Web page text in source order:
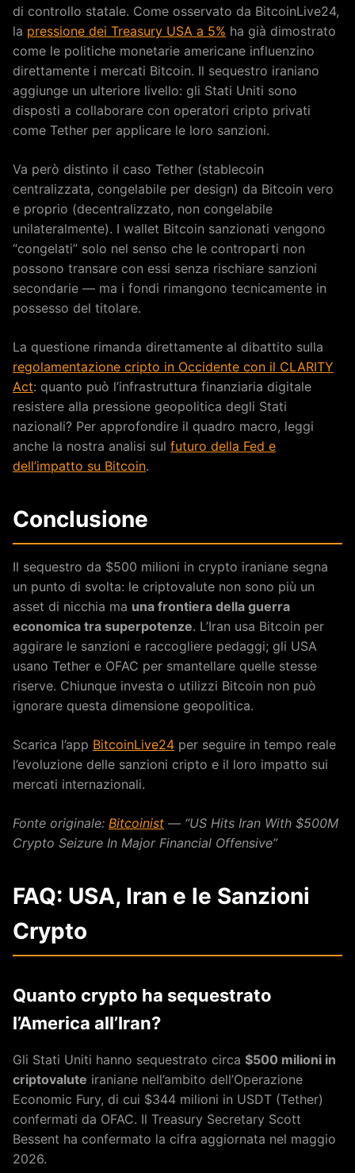
di controllo statale. Come osservato da BitcoinLive24,
la pressione dei Treasury USA a 5% ha già dimostrato
come le politiche monetarie americane influenzino
direttamente i mercati Bitcoin. Il sequestro iraniano
aggiunge un ulteriore livello: gli Stati Uniti sono
disposti a collaborare con operatori cripto privati
come Tether per applicare le loro sanzioni.
Va però distinto il caso Tether (stablecoin
centralizzata, congelabile per design) da Bitcoin vero
e proprio (decentralizzato, non congelabile
unilateralmente). I wallet Bitcoin sanzionati vengono
“congelati” solo nel senso che le controparti non
possono transare con essi senza rischiare sanzioni
secondarie — ma i fondi rimangono tecnicamente in
possesso del titolare.
La questione rimanda direttamente al dibattito sulla
regolamentazione cripto in Occidente con il CLARITY
Act: quanto può l’infrastruttura finanziaria digitale
resistere alla pressione geopolitica degli Stati
nazionali? Per approfondire il quadro macro, leggi
anche la nostra analisi sul futuro della Fed e
dell’impatto su Bitcoin.
Conclusione
Il sequestro da $500 milioni in crypto iraniane segna
un punto di svolta: le criptovalute non sono più un
asset di nicchia ma una frontiera della guerra
economica tra superpotenze. L’Iran usa Bitcoin per
aggirare le sanzioni e raccogliere pedaggi; gli USA
usano Tether e OFAC per smantellare quelle stesse
riserve. Chiunque investa o utilizzi Bitcoin non può
ignorare questa dimensione geopolitica.
Scarica l’app BitcoinLive24 per seguire in tempo reale
l’evoluzione delle sanzioni cripto e il loro impatto sui
mercati internazionali.
Fonte originale: Bitcoinist — “US Hits Iran With $500M
Crypto Seizure In Major Financial Offensive”
FAQ: USA, Iran e le Sanzioni
Crypto
Quanto crypto ha sequestrato
l’America all’Iran?
Gli Stati Uniti hanno sequestrato circa $500 milioni in
criptovalute iraniane nell’ambito dell’Operazione
Economic Fury, di cui $344 milioni in USDT (Tether)
confermati da OFAC. Il Treasury Secretary Scott
Bessent ha confermato la cifra aggiornata nel maggio
2026.